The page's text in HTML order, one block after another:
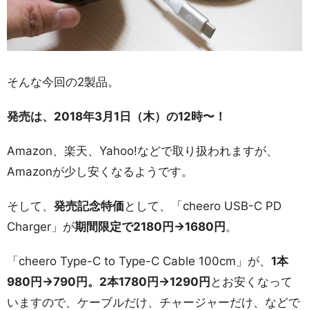
そんな今回の2製品。
発売は、2018年3月1日（木）の12時〜！
Amazon、楽天、Yahoo!などで取り扱われますが、
Amazonが少し安くなるようです。
そして、 発売記念特価として、「cheero USB-C PD
Charger」が期間限定で2180円→1680円。
「cheero Type-C to Type-C Cable 100cm」が、 1本
980円→790円。2本1780円→1290円 とお安くなって
いますので、ケーブルだけ、チャージャーだけ、などで